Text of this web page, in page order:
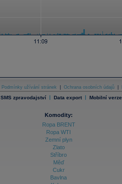
Podmínky užívání stránek Ochrana osobních údajů
SMS zpravodajství | Data export | Mobilní verze
Komodity:
Ropa BRENT
Ropa WTI
Zemní plyn
Zlato
Stříbro
Měď
Cukr
Bavlna